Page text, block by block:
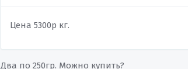
Цена 5300р кг.
Два по 250гр. Можно купить?